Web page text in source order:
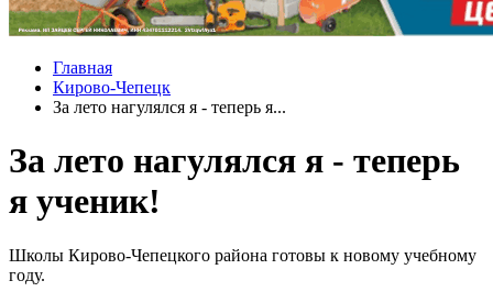
Главная
Кирово-Чепецк
За лето нагулялся я - теперь я...
За лето нагулялся я - теперь
я ученик!
Школы Кирово-Чепецкого района готовы к новому учебному
году.